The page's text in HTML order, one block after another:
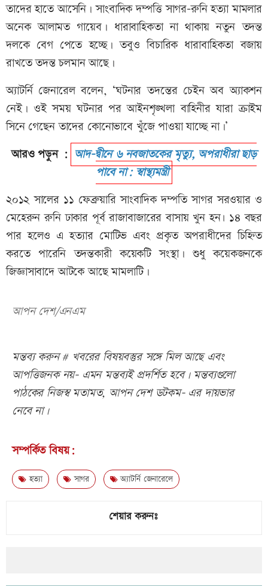
তাদের হাতে আসেনি। সাংবাদিক দম্পত্তি সাগর-রুনি হত্যা মামলার
অনেক আলামত গায়েব। ধারাবাহিকতা না থাকায় নতুন তদন্ত
দলকে বেগ পেতে হচ্ছে। তবুও বিচারিক ধারাবাহিকতা বজায়
রাখতে তদন্ত চলমান আছে।
অ্যাটর্নি জেনারেল বলেন, ‘ঘটনার তদন্তের চেইন অব অ্যাকশন
নেই। ওই সময় ঘটনার পর আইনশৃঙ্খলা বাহিনীর যারা ক্রাইম
সিনে গেছেন তাদের কোনোভাবে খুঁজে পাওয়া যাচ্ছে না।’
আরও পড়ুন : আদ-দ্বীনে ৬ নবজাতকের মৃত্যু, অপরাধীরা ছাড়
পাবে না: স্বাস্থ্যমন্ত্রী
২০১২ সালের ১১ ফেব্রুয়ারি সাংবাদিক দম্পতি সাগর সরওয়ার ও
মেহেরুন রুনি ঢাকার পূর্ব রাজাবাজারের বাসায় খুন হন৷ ১৪ বছর
পার হলেও এ হত্যার মোটিভ এবং প্রকৃত অপরাধীদের চিহ্নিত
করতে পারেনি তদন্তকারী কয়েকটি সংস্থা। শুধু কয়েকজনকে
জিজ্ঞাসাবাদে আটকে আছে মামলাটি।
আপন দেশ/এনএম
মন্তব্য করুন # খবরের বিষয়বস্তুর সঙ্গে মিল আছে এবং
আপত্তিজনক নয়- এমন মন্তব্যই প্রদর্শিত হবে। মন্তব্যগুলো
পাঠকের নিজস্ব মতামত, আপন দেশ ডটকম- এর দায়ভার
নেবে না।
সম্পর্কিত বিষয়:
হত্যা সাগর অ্যাটর্নি জেনারেলে
শেয়ার করুনঃ